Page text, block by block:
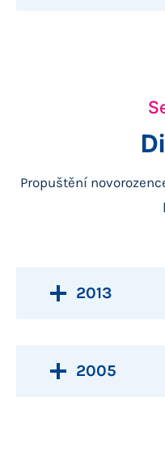
Propuštění
2013
2005